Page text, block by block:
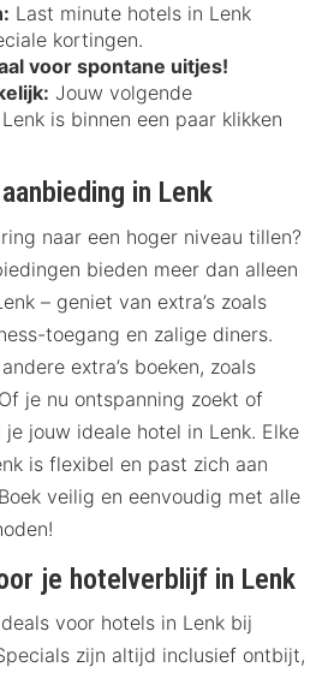
Last minute hotels in Lenk
kortingen.
voor spontane uitjes!
Jouw volgende
is binnen een paar klikken
in Lenk
naar een hoger niveau tillen?
bieden meer dan alleen
– geniet van extra’s zoals
toegang en zalige diners.
extra’s boeken, zoals
je nu ontspanning zoekt of
jouw ideale hotel in Lenk. Elke
is flexibel en past zich aan
veilig en eenvoudig met alle
je hotelverblijf in Lenk
voor hotels in Lenk bij
zijn altijd inclusief ontbijt,